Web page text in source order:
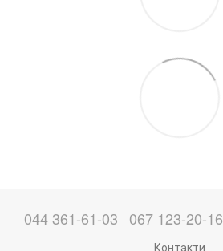
044 361-61-03 067 123-20-16
Контакти